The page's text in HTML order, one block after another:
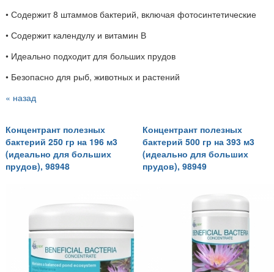
• Содержит 8 штаммов бактерий, включая фотосинтетические
• Содержит календулу и витамин В
• Идеально подходит для больших прудов
• Безопасно для рыб, животных и растений
« назад
Концентрант полезных
бактерий 250 гр на 196 м3
(идеально для больших
прудов), 98948
Концентрант полезных
бактерий 500 гр на 393 м3
(идеально для больших
прудов), 98949